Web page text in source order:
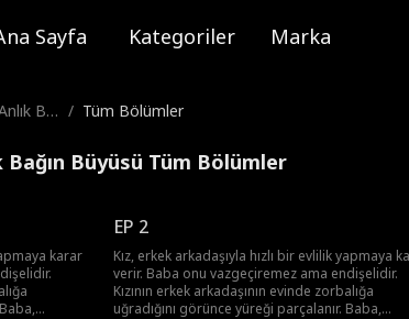
Sayfa Kategoriler Marka
Ba
/ Tüm Bölümler
Bağın Büyüsü Tüm Bölümler
karar
EP 2
Kız, erkek arkadaşıyla hızlı bir evlilik yapmaya
verir. Baba onu vazgeçiremez ama endişelidir.
Kızının erkek arkadaşının evinde zorbalığa
uğradığını görünce yüreği parçalanır. Baba,